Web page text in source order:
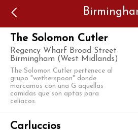
The Solomon Cutler
Regency Wharf Broad Street
Birmingham (West Midlands)
The Solomon Cutler pertenece al
grupo "wetherspoon" donde
marcamos con una G aquellas
comidas que son aptas para
celíacos.
Carluccios
Error: The domain
authorized to show the cookie
ID 546ddaab-b478-4440-aa8a-
the domain group in the Cookiebot
the domain.